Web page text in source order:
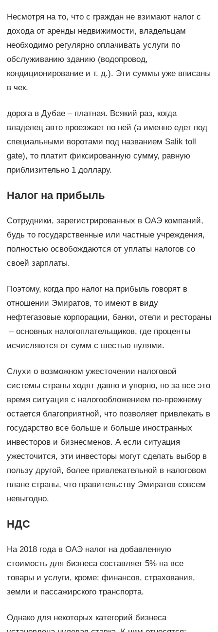
Несмотря на то, что с граждан не взимают налог с
дохода от аренды недвижимости, владельцам
необходимо регулярно оплачивать услуги по
обслуживанию зданию (водопровод,
кондиционирование и т. д.). Эти суммы уже вписаны
в чек.
дорога в Дубае – платная. Всякий раз, когда
владелец авто проезжает по ней (а именно едет под
специальными воротами под названием Salik toll
gate), то платит фиксированную сумму, равную
приблизительно 1 доллару.
Налог на прибыль
Сотрудники, зарегистрированных в ОАЭ компаний,
будь то государственные или частные учреждения,
полностью освобождаются от уплаты налогов со
своей зарплаты.
Поэтому, когда про налог на прибыль говорят в
отношении Эмиратов, то имеют в виду
нефтегазовые корпорации, банки, отели и рестораны
– основных налогоплательщиков, где проценты
исчисляются от сумм с шестью нулями.
Слухи о возможном ужесточении налоговой
системы страны ходят давно и упорно, но за все это
время ситуация с налогообложением по-прежнему
остается благоприятной, что позволяет привлекать в
государство все больше и больше иностранных
инвесторов и бизнесменов. А если ситуация
ужесточится, эти инвесторы могут сделать выбор в
пользу другой, более привлекательной в налоговом
плане страны, что правительству Эмиратов совсем
невыгодно.
НДС
На 2018 года в ОАЭ налог на добавленную
стоимость для бизнеса составляет 5% на все
товары и услуги, кроме: финансов, страхования,
земли и пассажирского транспорта.
Однако для некоторых категорий бизнеса